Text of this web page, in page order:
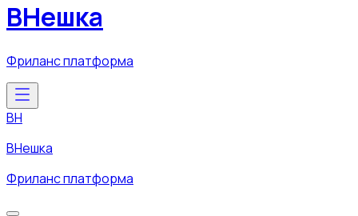
ВНешка
Фриланс платформа
ВН
ВНешка
Фриланс платформа